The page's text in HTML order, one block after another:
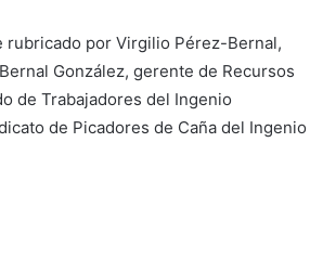
rubricado por Virgilio Pérez-Bernal,
González, gerente de Recursos
de Trabajadores del Ingenio
de Picadores de Caña del Ingenio